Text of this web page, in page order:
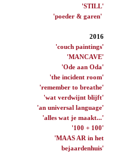
'STILL'
'poeder & garen'
2016
'couch paintings'
'MANCAVE'
'Ode aan Oda'
'the incident room'
'remember to breathe'
'wat verdwijnt blijft'
'an universal language'
'alles wat je maakt...'
'100 + 100'
'MAAS AR in het
bejaardenhuis'